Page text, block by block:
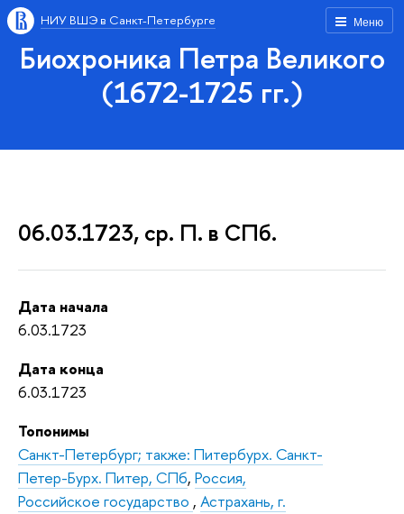
Меню
НИУ ВШЭ в Санкт-Петербурге
Биохроника Петра Великого
(1672-1725 гг.)
06.03.1723, ср. П. в СПб.
Дата начала
6.03.1723
Дата конца
6.03.1723
Топонимы
Санкт-Петербург; также: Питербурх. Санкт-
Петер-Бурх. Питер, СПб, Россия,
Российское государство , Астрахань, г.